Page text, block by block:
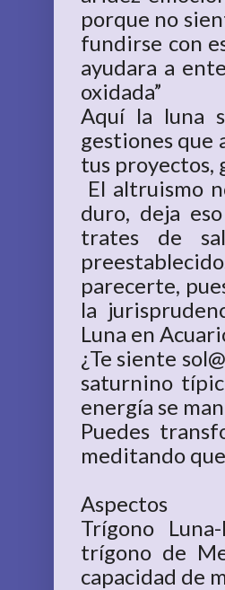
porque no
fundirse con
ayudara a
oxidada”
Aquí la luna
gestiones que
tus proyectos,
El altruismo
duro, deja
trates de
parecerte,
la
Luna en
¿Te siente
saturnino
energía se
Puedes
meditando
Aspectos
Trígono
trígono de
capacidad de